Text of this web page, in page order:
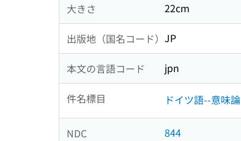
大きさ 22cm
出版地（国名コード） JP
本文の言語コード jpn
件名標目 ドイツ語--意味論
NDC 844